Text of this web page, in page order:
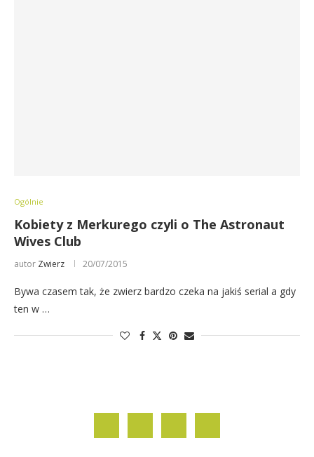
Ogólnie
Kobiety z Merkurego czyli o The Astronaut
Wives Club
autor Zwierz 20/07/2015
Bywa czasem tak, że zwierz bardzo czeka na jakiś serial a gdy
ten w …